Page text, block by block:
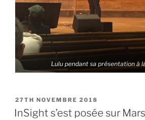
Lulu pendant sa présentation à
PUBLIÉ
LE
27TH NOVEMBRE 2018
InSight s’est posée sur